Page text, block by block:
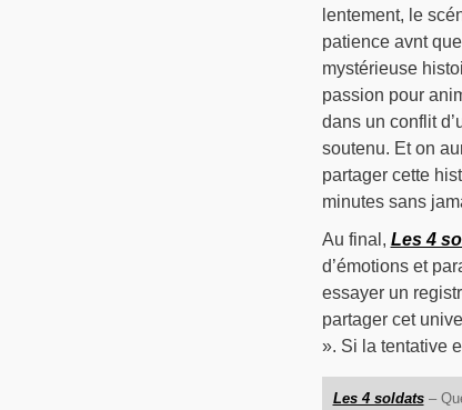
lentement, le
patience avnt
mystérieuse
passion pour
dans un conflit
soutenu. Et on
partager cette
minutes sans
Au final, Les 4
d’émotions et
essayer un
partager cet
». Si la tentative
Les 4 soldats–